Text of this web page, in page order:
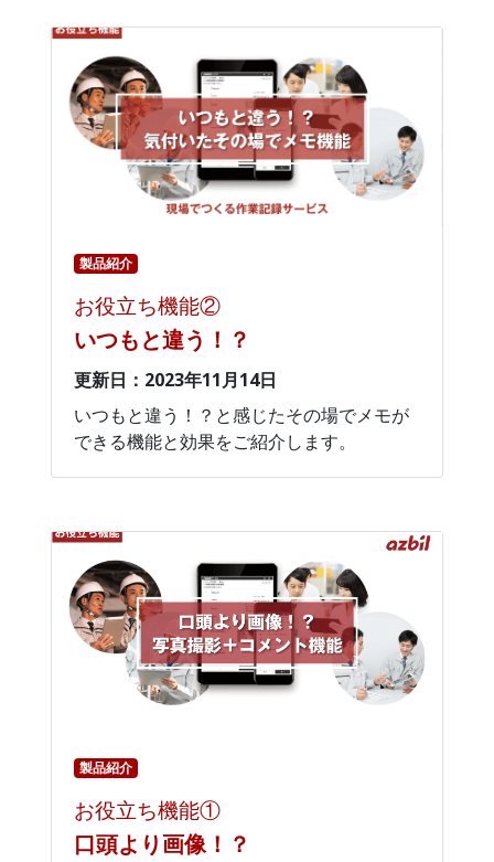
製品紹介
お役立ち機能②
いつもと違う！？
更新日：2023年11月14日
いつもと違う！？と感じたその場でメモが
できる機能と効果をご紹介します。
製品紹介
お役立ち機能①
口頭より画像！？